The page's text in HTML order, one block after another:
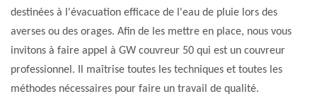
destinées à l'évacuation efficace de l'eau de pluie lors des
averses ou des orages. Afin de les mettre en place, nous vous
invitons à faire appel à GW couvreur 50 qui est un couvreur
professionnel. Il maîtrise toutes les techniques et toutes les
méthodes nécessaires pour faire un travail de qualité.